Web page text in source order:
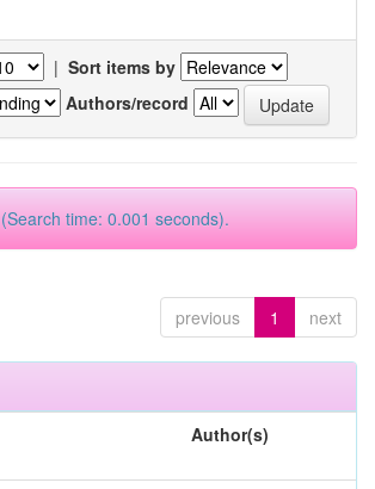
| Sort items by
Authors/record
time: 0.001 seconds).
previous 1 next
Author(s)